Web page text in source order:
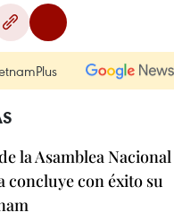
la Asamblea Nacional
concluye con éxito su